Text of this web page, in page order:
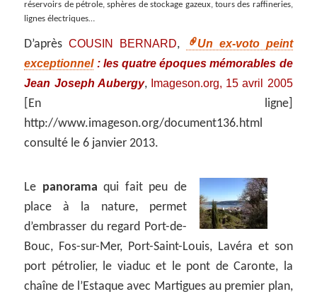
réservoirs de pétrole, sphères de stockage gazeux, tours des raffineries,
lignes électriques…
D’aprèsCOUSIN BERNARD,
Un ex-voto peint
exceptionnel: les quatre époques mémorables de
Jean Joseph Aubergy, Imageson.org, 15 avril 2005
[En ligne]
http://www.imageson.org/document136.html
consulté le 6 janvier 2013.
Le panorama qui fait peu de
place à la nature, permet
d’embrasser du regard Port-de-
Bouc, Fos-sur-Mer, Port-Saint-Louis, Lavéra et son
port pétrolier, le viaduc et le pont de Caronte, la
chaîne de l’Estaque avec Martigues au premier plan,